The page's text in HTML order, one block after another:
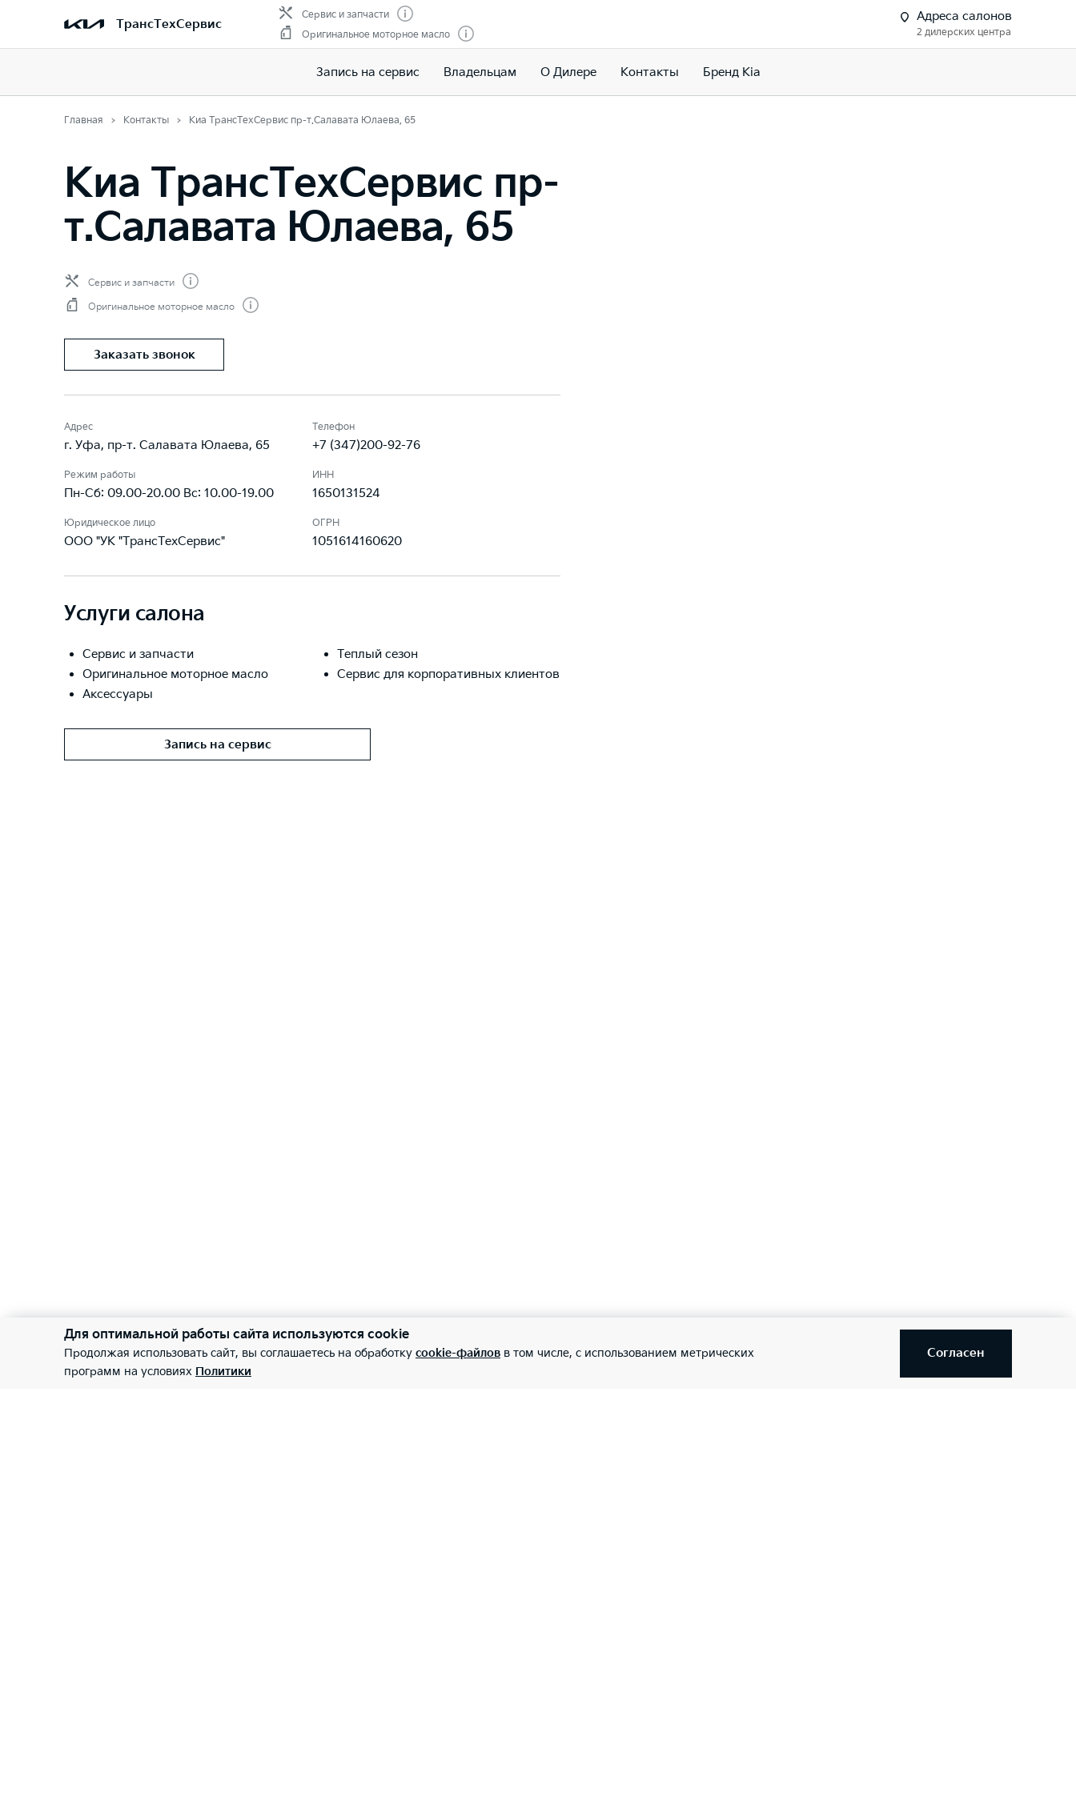
ТрансТехСервис
Сервис и запчасти
Оригинальное моторное масло
Адреса салонов
2 дилерских центра
Запись на сервис Владельцам О Дилере Контакты Бренд Kia
Главная Контакты Киа ТрансТехСервис пр-т.Салавата Юлаева, 65
Киа ТрансТехСервис пр-
т.Салавата Юлаева, 65
Сервис и запчасти
Оригинальное моторное масло
Заказать звонок
Адрес
г. Уфа, пр-т. Салавата Юлаева, 65
Режим работы
Пн-Сб: 09.00-20.00 Вс: 10.00-19.00
Юридическое лицо
ООО "УК "ТрансТехСервис"
Телефон
+7 (347)200-92-76
ИНН
1650131524
ОГРН
1051614160620
Услуги салона
Сервис и запчасти
Оригинальное моторное масло
Аксессуары
Теплый сезон
Сервис для корпоративных клиентов
Запись на сервис
Для оптимальной работы сайта используются cookie
Продолжая использовать сайт, вы соглашаетесь на обработку cookie-файлов в том числе, с использованием метрических
программ на условиях Политики
Согласен